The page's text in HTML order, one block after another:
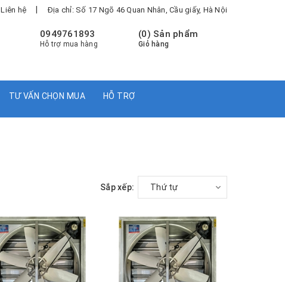
Liên hệ Địa chỉ: Số 17 Ngõ 46 Quan Nhân, Cầu giấy, Hà Nội
(0) Sản phẩm
Giỏ hàng
0949761893
Hỗ trợ mua hàng
TƯ VẤN CHỌN MUA HỖ TRỢ
Sắp xếp: Thứ tự